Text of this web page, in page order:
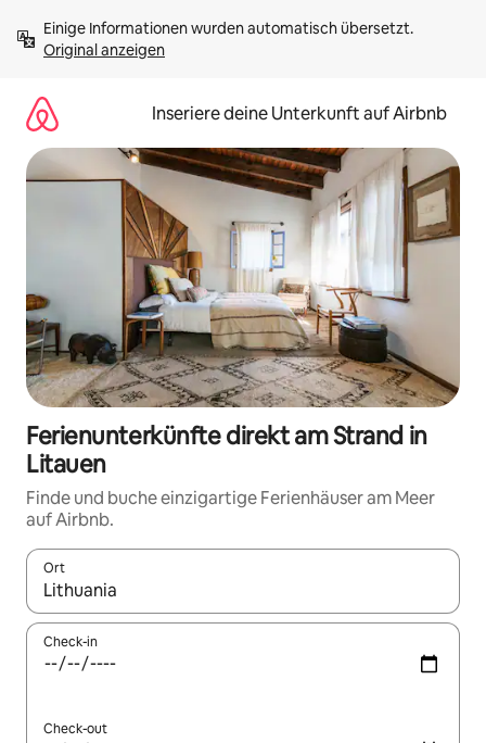
Inhalten
springenOriginal anzeigen
Inseriere deine Unterkunft auf Airbnb
Ferienunterkünfte direkt am Strand in
Litauen
Finde und buche einzigartige Ferienhäuser am Meer
auf Airbnb.
Ort
Wenn Ergebnisse verfügbar sind, navigiere mit den
Check-in
Check-out